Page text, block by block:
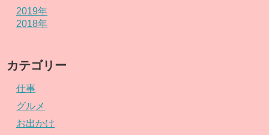
2019年
2018年
カテゴリー
仕事
グルメ
お出かけ